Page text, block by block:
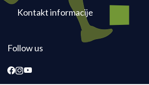
Kontakt informacije
Follow us